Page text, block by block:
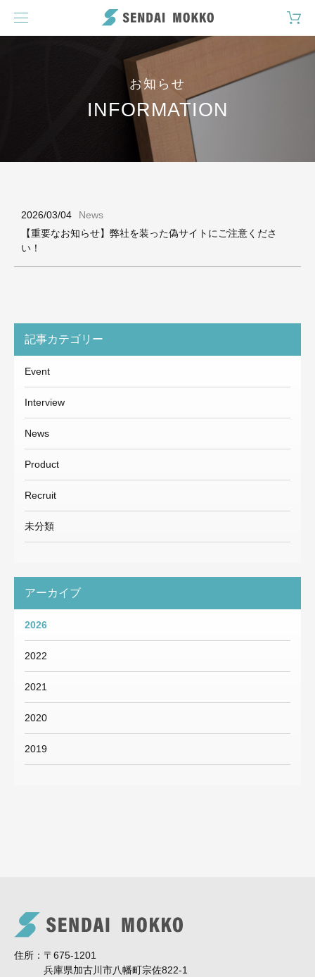
お知らせ
INFORMATION
2026/03/04
News
【重要なお知らせ】弊社を装った偽サイトにご注意くださ
い！
記事カテゴリー
Event
Interview
News
Product
Recruit
未分類
アーカイブ
2026
2022
2021
2020
2019
住所
〒675-1201
兵庫県加古川市八幡町宗佐822-1